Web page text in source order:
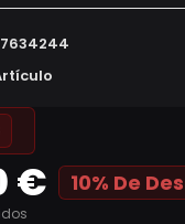
€ 10% De